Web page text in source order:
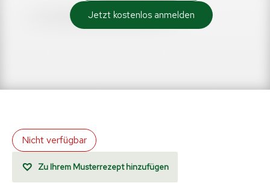
Jetzt kostenlos anmelden
Nicht verfügbar
Zu Ihrem Musterrezept hinzufügen